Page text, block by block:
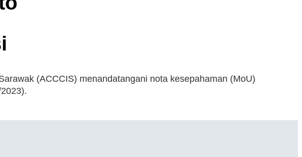
(ACCCIS) menandatangani nota kesepahaman (MoU)